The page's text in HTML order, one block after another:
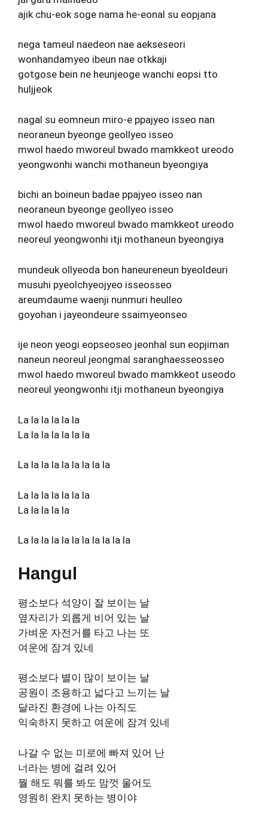
ajik chu-eok soge nama he-eonal su eopjana
nega tameul naedeon nae aekseseori
wonhandamyeo ibeun nae otkkaji
gotgose bein ne heunjeoge wanchi eopsi tto
huljjeok
nagal su eomneun miro-e ppajyeo isseo nan
neoraneun byeonge geollyeo isseo
mwol haedo mworeul bwado mamkkeot ureodo
yeongwonhi wanchi mothaneun byeongiya
bichi an boineun badae ppajyeo isseo nan
neoraneun byeonge geollyeo isseo
mwol haedo mworeul bwado mamkkeot ureodo
neoreul yeongwonhi itji mothaneun byeongiya
mundeuk ollyeoda bon haneureneun byeoldeuri
musuhi pyeolchyeojyeo isseosseo
areumdaume waenji nunmuri heulleo
goyohan i jayeondeure ssaimyeonseo
ije neon yeogi eopseoseo jeonhal sun eopjiman
naneun neoreul jeongmal saranghaesseosseo
mwol haedo mworeul bwado mamkkeot useodo
neoreul yeongwonhi itji mothaneun byeongiya
La la la la la la
La la la la la la la
La la la la la la la la la
La la la la la la la
La la la la la
La la la la la la la la la la la
Hangul
평소보다 석양이 잘 보이는 날
옆자리가 외롭게 비어 있는 날
가벼운 자전거를 타고 나는 또
여운에 잠겨 있네
평소보다 별이 많이 보이는 날
공원이 조용하고 넓다고 느끼는 날
달라진 환경에 나는 아직도
익숙하지 못하고 여운에 잠겨 있네
나갈 수 없는 미로에 빠져 있어 난
너라는 병에 걸려 있어
뭘 해도 뭐를 봐도 맘껏 울어도
영원히 완치 못하는 병이야